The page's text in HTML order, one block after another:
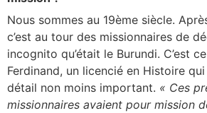
Nous sommes au 19ème siècle.
c’est au tour des missionnaires de
incognito qu’était le Burundi. C’est
Ferdinand, un licencié en Histoire
détail non moins important. « Ces
missionnaires avaient pour mission